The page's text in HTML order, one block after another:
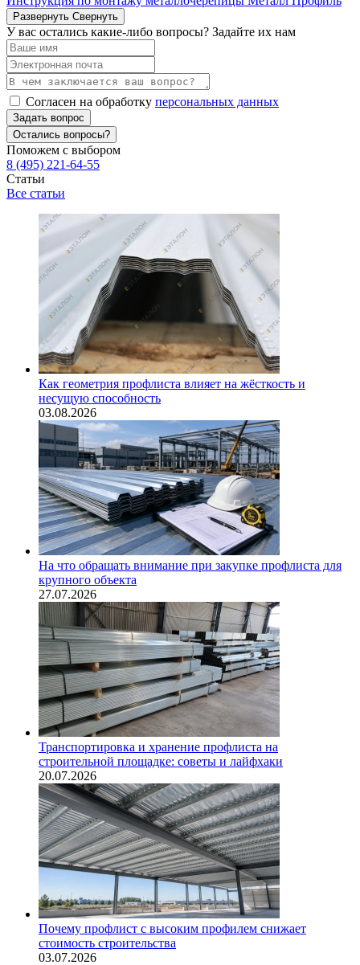
Развернуть Свернуть
У вас остались какие-либо вопросы? Задайте их нам
Согласен на обработку персональных данных
Задать вопрос
Остались вопросы?
Поможем с выбором
8 (495) 221-64-55
Статьи
Все статьи
Как геометрия профлиста влияет на жёсткость и
несущую способность
03.08.2026
На что обращать внимание при закупке профлиста для
крупного объекта
27.07.2026
Транспортировка и хранение профлиста на
строительной площадке: советы и лайфхаки
20.07.2026
Почему профлист с высоким профилем снижает
стоимость строительства
03.07.2026